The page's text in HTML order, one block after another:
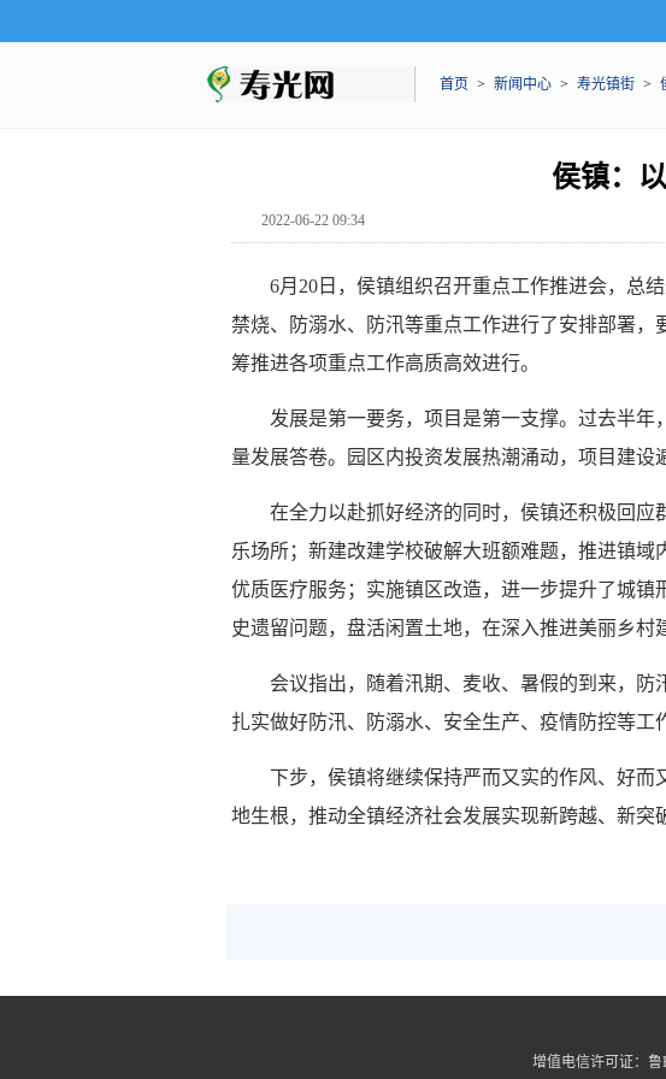
首页 > 新闻中心 > 寿光镇街 >
侯镇：
2022-06-22 09:34
6月20日，侯镇组织召开重点工作推进会，总
禁烧、防溺水、防汛等重点工作进行了安排部署
筹推进各项重点工作高质高效进行。
发展是第一要务，项目是第一支撑。过去半
量发展答卷。园区内投资发展热潮涌动，项目建设
在全力以赴抓好经济的同时，侯镇还积极回
乐场所；新建改建学校破解大班额难题，推进镇
优质医疗服务；实施镇区改造，进一步提升了城
史遗留问题，盘活闲置土地，在深入推进美丽乡村
会议指出，随着汛期、麦收、暑假的到来，防
扎实做好防汛、防溺水、安全生产、疫情防控等工
下步，侯镇将继续保持严而又实的作风、好
地生根，推动全镇经济社会发展实现新跨越、新突
增值电信许可证：鲁